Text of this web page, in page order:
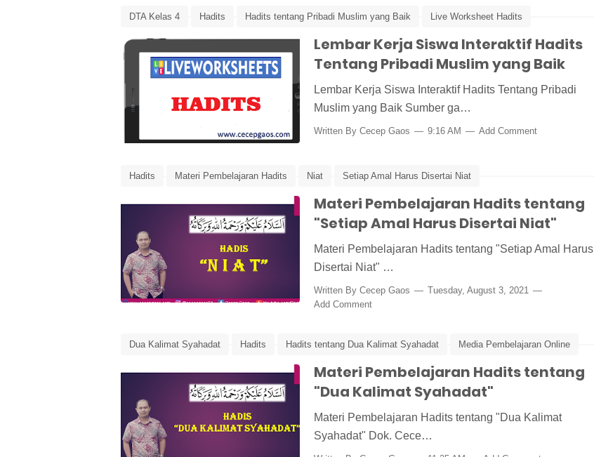
DTA Kelas 4 Hadits Hadits tentang Pribadi Muslim yang Baik Live Worksheet Hadits
Live Worksheets Media Pembelajaran Online Muslim dan Muslimah yang Baik
Lembar Kerja Siswa Interaktif Hadits
Tentang Pribadi Muslim yang Baik
Lembar Kerja Siswa Interaktif Hadits Tentang Pribadi
Muslim yang Baik Sumber ga…
Written By Cecep Gaos 9:16 AM Add Comment
Hadits Materi Pembelajaran Hadits Niat Setiap Amal Harus Disertai Niat
Materi Pembelajaran Hadits tentang
"Setiap Amal Harus Disertai Niat"
Materi Pembelajaran Hadits tentang "Setiap Amal Harus
Disertai Niat" …
Written By Cecep Gaos
Tuesday, August 3, 2021
Add Comment
Dua Kalimat Syahadat Hadits Hadits tentang Dua Kalimat Syahadat Media Pembelajaran Online
Materi Pembelajaran Hadits tentang
"Dua Kalimat Syahadat"
Materi Pembelajaran Hadits tentang "Dua Kalimat
Syahadat" Dok. Cece…